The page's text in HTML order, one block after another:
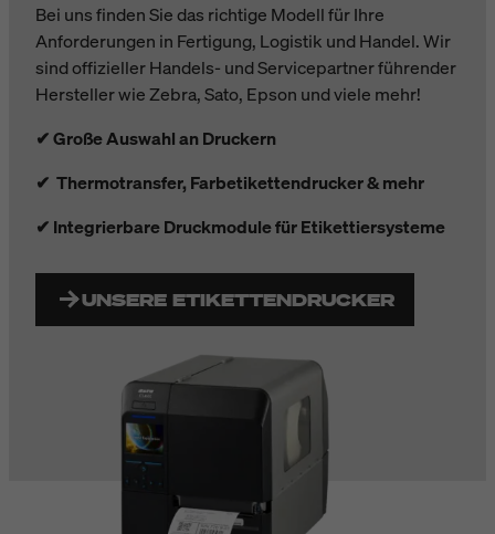
Bei uns finden Sie das richtige Modell für Ihre
Anforderungen in Fertigung, Logistik und Handel. Wir
sind offizieller Handels- und Servicepartner führender
Hersteller wie Zebra, Sato, Epson und viele mehr!
✔ Große Auswahl an Druckern
✔ Thermotransfer, Farbetikettendrucker & mehr
✔ Integrierbare Druckmodule für Etikettiersysteme
UNSERE ETIKETTENDRUCKER